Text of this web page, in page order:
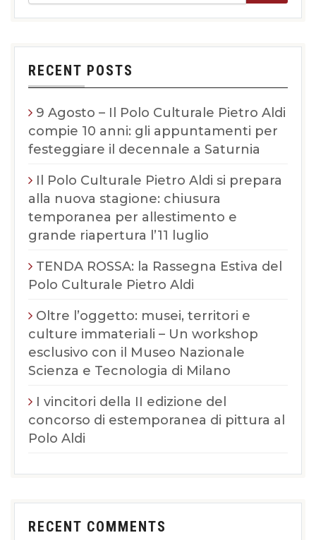
RECENT POSTS
9 Agosto – Il Polo Culturale Pietro Aldi
compie 10 anni: gli appuntamenti per
festeggiare il decennale a Saturnia
Il Polo Culturale Pietro Aldi si prepara
alla nuova stagione: chiusura
temporanea per allestimento e
grande riapertura l’11 luglio
TENDA ROSSA: la Rassegna Estiva del
Polo Culturale Pietro Aldi
Oltre l’oggetto: musei, territori e
culture immateriali – Un workshop
esclusivo con il Museo Nazionale
Scienza e Tecnologia di Milano
I vincitori della II edizione del
concorso di estemporanea di pittura al
Polo Aldi
RECENT COMMENTS